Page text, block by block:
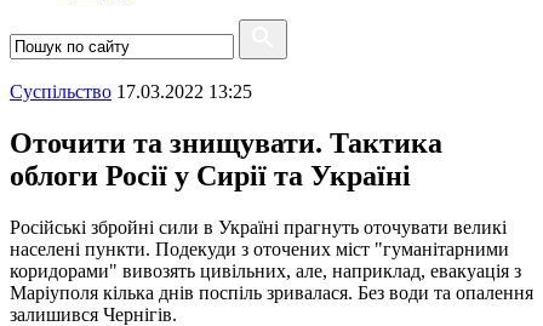
Суспiльство 17.03.2022 13:25
Оточити та знищувати. Тактика
облоги Росії у Сирії та Україні
Російські збройні сили в Україні прагнуть оточувати великі
населені пункти. Подекуди з оточених міст "гуманітарними
коридорами" вивозять цивільних, але, наприклад, евакуація з
Маріуполя кілька днів поспіль зривалася. Без води та опалення
залишився Чернігів.